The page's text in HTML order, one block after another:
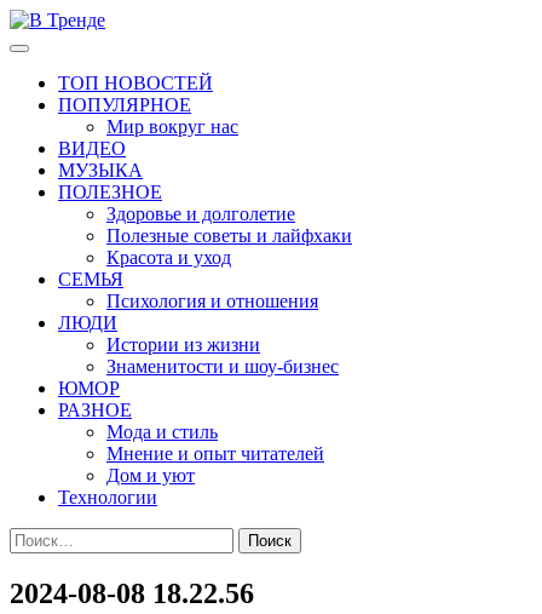
Перейти
к
Основное
ТОП НОВОСТЕЙ
ПОПУЛЯРНОЕ
Мир вокруг нас
ВИДЕО
МУЗЫКА
ПОЛЕЗНОЕ
Здоровье и долголетие
Полезные советы и лайфхаки
Красота и уход
СЕМЬЯ
Психология и отношения
ЛЮДИ
Истории из жизни
Знаменитости и шоу-бизнес
ЮМОР
РАЗНОЕ
Мода и стиль
Мнение и опыт читателей
Дом и уют
Технологии
Найти:
2024-08-08 18.22.56